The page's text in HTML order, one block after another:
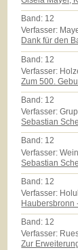
Band: 12
Verfasser:
Dank für den
Band: 12
Verfasser:
Zum 500.
Band: 12
Verfasser:
Sebastian
Band: 12
Verfasser:
Sebastian
Band: 12
Verfasser:
Haubersbronn
Band: 12
Verfasser:
Zur